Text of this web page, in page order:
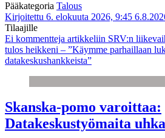
Pääkategoria Talous
Kirjoitettu 6. elokuuta 2026, 9:45
Tilaajille
Ei kommentteja artikkeliin SRV:n
tulos heikkeni – ”Käymme parhaillaan
datakeskushankkeista”
Skanska-pomo varoittaa:
Datakeskustyömaita